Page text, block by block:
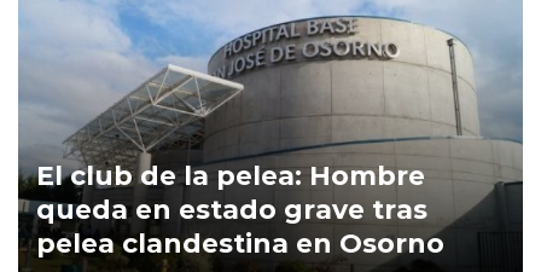
El club de la pelea: Hombre
queda en estado grave tras
pelea clandestina en Osorno